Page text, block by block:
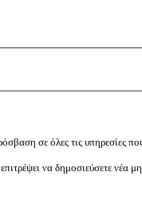
σε όλες τις υπηρεσίες
να δημοσιεύσετε